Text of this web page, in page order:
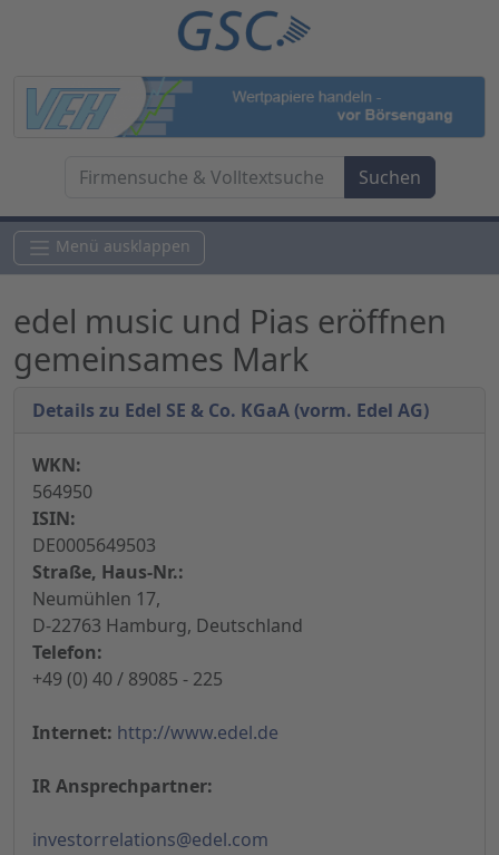
Menü ausklappen
edel music und Pias eröffnen
gemeinsames Mark
Details zu Edel SE & Co. KGaA (vorm. Edel AG)
WKN:
564950
ISIN:
DE0005649503
Straße, Haus-Nr.:
Neumühlen 17,
D-22763 Hamburg, Deutschland
Telefon:
+49 (0) 40 / 89085 - 225
Internet: http://www.edel.de
IR Ansprechpartner:
investorrelations@edel.com